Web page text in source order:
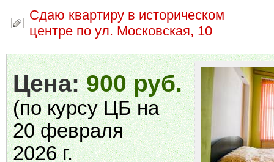
Сдаю квартиру в историческом
центре по ул. Московская, 10
Цена:900 руб.
(по курсу ЦБ на
20 февраля
2026 г.